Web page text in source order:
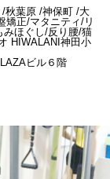
秋葉原 /神保町 /大
矯正/マタニティ/リ
みほぐし/反り腰/猫
HIWALANI神田小
ビル６階